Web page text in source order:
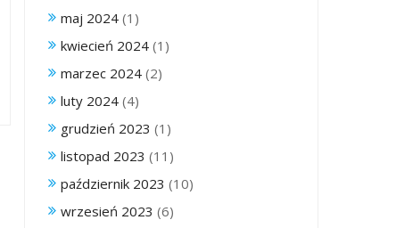
maj 2024 (1)
kwiecień 2024 (1)
marzec 2024 (2)
luty 2024 (4)
grudzień 2023 (1)
listopad 2023 (11)
październik 2023 (10)
wrzesień 2023 (6)